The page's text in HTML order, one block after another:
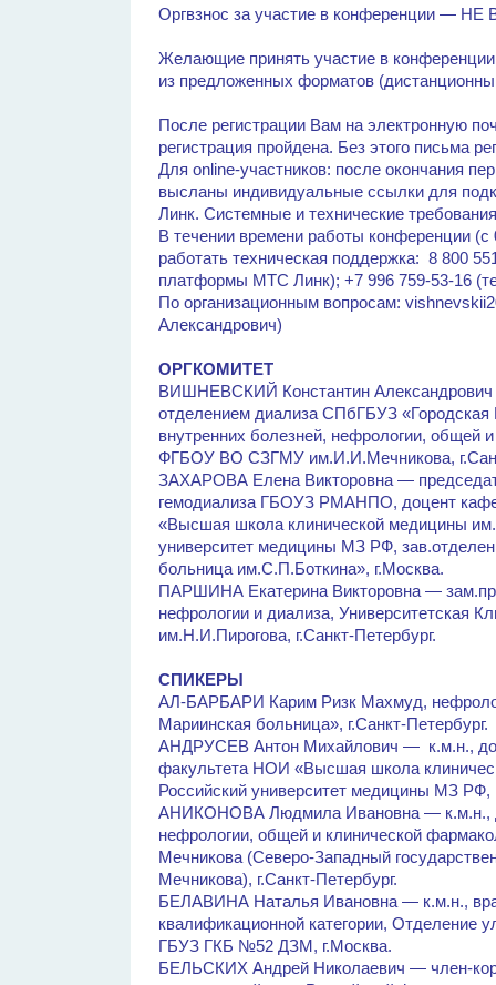
Оргвзнос за участие в конференции —
Желающие принять участие в
из предложенных форматов
После регистрации Вам на электронную
регистрация пройдена. Без этого письма
Для online-участников: после окончания
высланы индивидуальные ссылки для
Линк. Системные и технические
В течении времени работы конференции
работать техническая поддержка: 8 800
платформы МТС Линк); +7 996 759-53-16
По организационным вопросам:
Александрович)
ОРГКОМИТЕТ
ВИШНЕВСКИЙ Константин
отделением диализа СПбГБУЗ
внутренних болезней, нефрологии, общей
ФГБОУ ВО СЗГМУ им.И.И.Мечникова,
ЗАХАРОВА Елена Викторовна —
гемодиализа ГБОУЗ РМАНПО, доцент
«Высшая школа клинической медицины
университет медицины МЗ РФ,
больница им.С.П.Боткина», г.Москва.
ПАРШИНА Екатерина Викторовна —
нефрологии и диализа, Университетская
им.Н.И.Пирогова, г.Санкт-Петербург.
СПИКЕРЫ
АЛ-БАРБАРИ Карим Ризк Махмуд,
Мариинская больница», г.Санкт-
АНДРУСЕВ Антон Михайлович — к.м.н.,
факультета НОИ «Высшая школа
Российский университет медицины МЗ РФ,
АНИКОНОВА Людмила Ивановна — к.м.н.,
нефрологии, общей и клинической
Мечникова (Северо-Западный
Мечникова), г.Санкт-Петербург.
БЕЛАВИНА Наталья Ивановна — к.м.н.,
квалификационной категории, Отделение
ГБУЗ ГКБ №52 ДЗМ, г.Москва.
БЕЛЬСКИХ Андрей Николаевич — член-